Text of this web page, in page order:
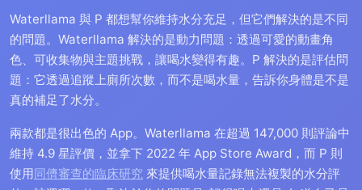
Waterllama 與 P 都想幫你維持水分充足，但它們解決的是不同
的問題。Waterllama 解決的是動力問題：透過可愛的動畫角
色、可收集物與主題挑戰，讓喝水變得有趣。P 解決的是評估問
題：它透過追蹤上廁所次數，而不是喝水量，告訴你身體是不是
真的補足了水分。
兩款都是很出色的 App。Waterllama 在超過 147,000 則評論中
維持 4.9 星評價，並拿下 2022 年 App Store Award，而 P 則
使用同儕審查的臨床研究 來提供喝水量記錄無法複製的水分評